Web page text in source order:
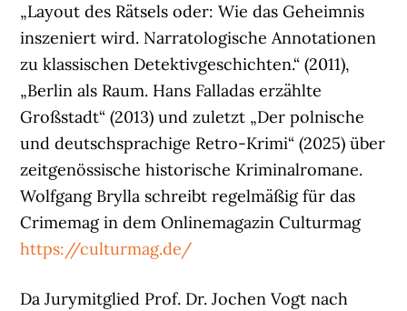
„Layout des Rätsels oder: Wie das Geheimnis
inszeniert wird. Narratologische Annotationen
zu klassischen Detektivgeschichten.“ (2011),
„Berlin als Raum. Hans Falladas erzählte
Großstadt“ (2013) und zuletzt „Der polnische
und deutschsprachige Retro-Krimi“ (2025) über
zeitgenössische historische Kriminalromane.
Wolfgang Brylla schreibt regelmäßig für das
Crimemag in dem Onlinemagazin Culturmag
https://culturmag.de/
Da Jurymitglied Prof. Dr. Jochen Vogt nach